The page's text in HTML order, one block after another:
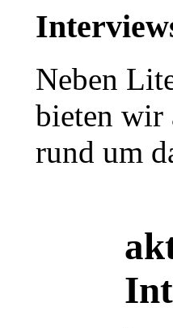
Neben
bieten
rund um